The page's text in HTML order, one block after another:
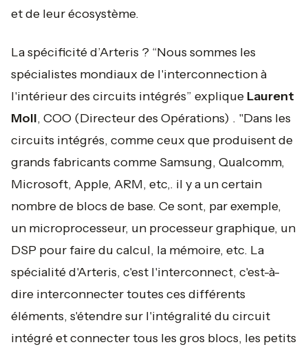
et de leur écosystème.
La spécificité d’Arteris ? “Nous sommes les
spécialistes mondiaux de l'interconnection à
l'intérieur des circuits intégrés” explique Laurent
Moll, COO (Directeur des Opérations) . "Dans les
circuits intégrés, comme ceux que produisent de
grands fabricants comme Samsung, Qualcomm,
Microsoft, Apple, ARM, etc,. il y a un certain
nombre de blocs de base. Ce sont, par exemple,
un microprocesseur, un processeur graphique, un
DSP pour faire du calcul, la mémoire, etc. La
spécialité d'Arteris, c'est l'interconnect, c'est-à-
dire interconnecter toutes ces différents
éléments, s'étendre sur l'intégralité du circuit
intégré et connecter tous les gros blocs, les petits